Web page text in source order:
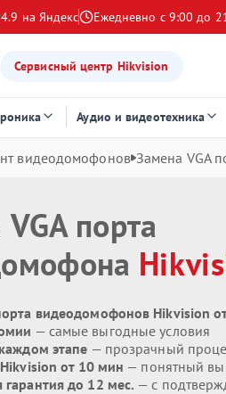
4.9 на Яндекс Ежедневно с 9:00 до
Сервисный центр Hikvision
Аудио и видеотехника
видеодомофонов Замена VGA
порта
видеодомофонов Hikvision
— самые выгодные условия
этапе — прозрачный
от 10 мин — понятный
до 12 мес. — с